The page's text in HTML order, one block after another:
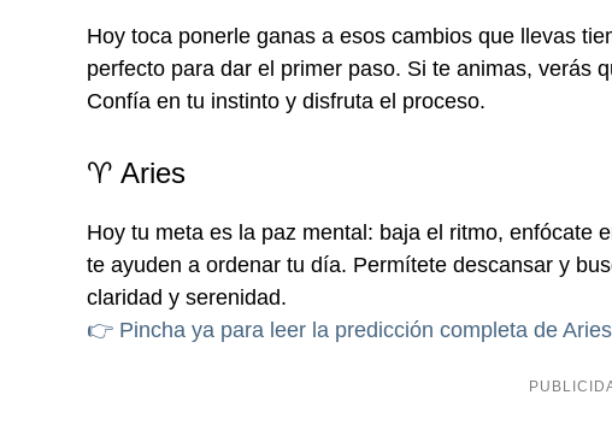
Hoy toca ponerle ganas a esos cambios que llevas
perfecto para dar el primer paso. Si te animas, verás
Confía en tu instinto y disfruta el proceso.
♈ Aries
Hoy tu meta es la paz mental: baja el ritmo, enfócate
te ayuden a ordenar tu día. Permítete descansar y
claridad y serenidad.
👉 Pincha ya para leer la predicción completa de Aries